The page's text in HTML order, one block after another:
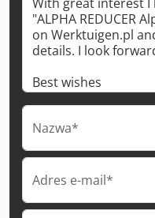
Nazwa*
Adres e-mail*